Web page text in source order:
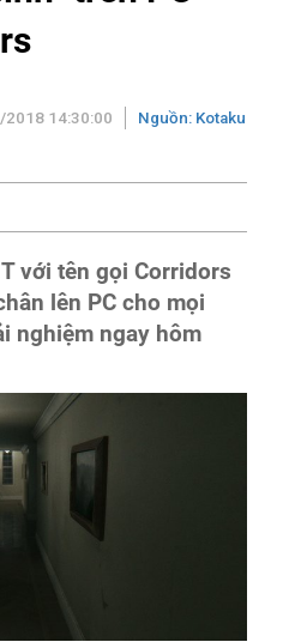
2018 14:30:00 Nguồn: Kotaku
với tên gọi Corridors
lên PC cho mọi
nghiệm ngay hôm